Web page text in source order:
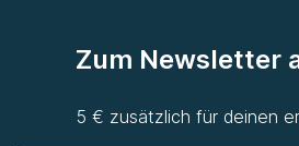
Zum Newsletter
5 € zusätzlich für deinen